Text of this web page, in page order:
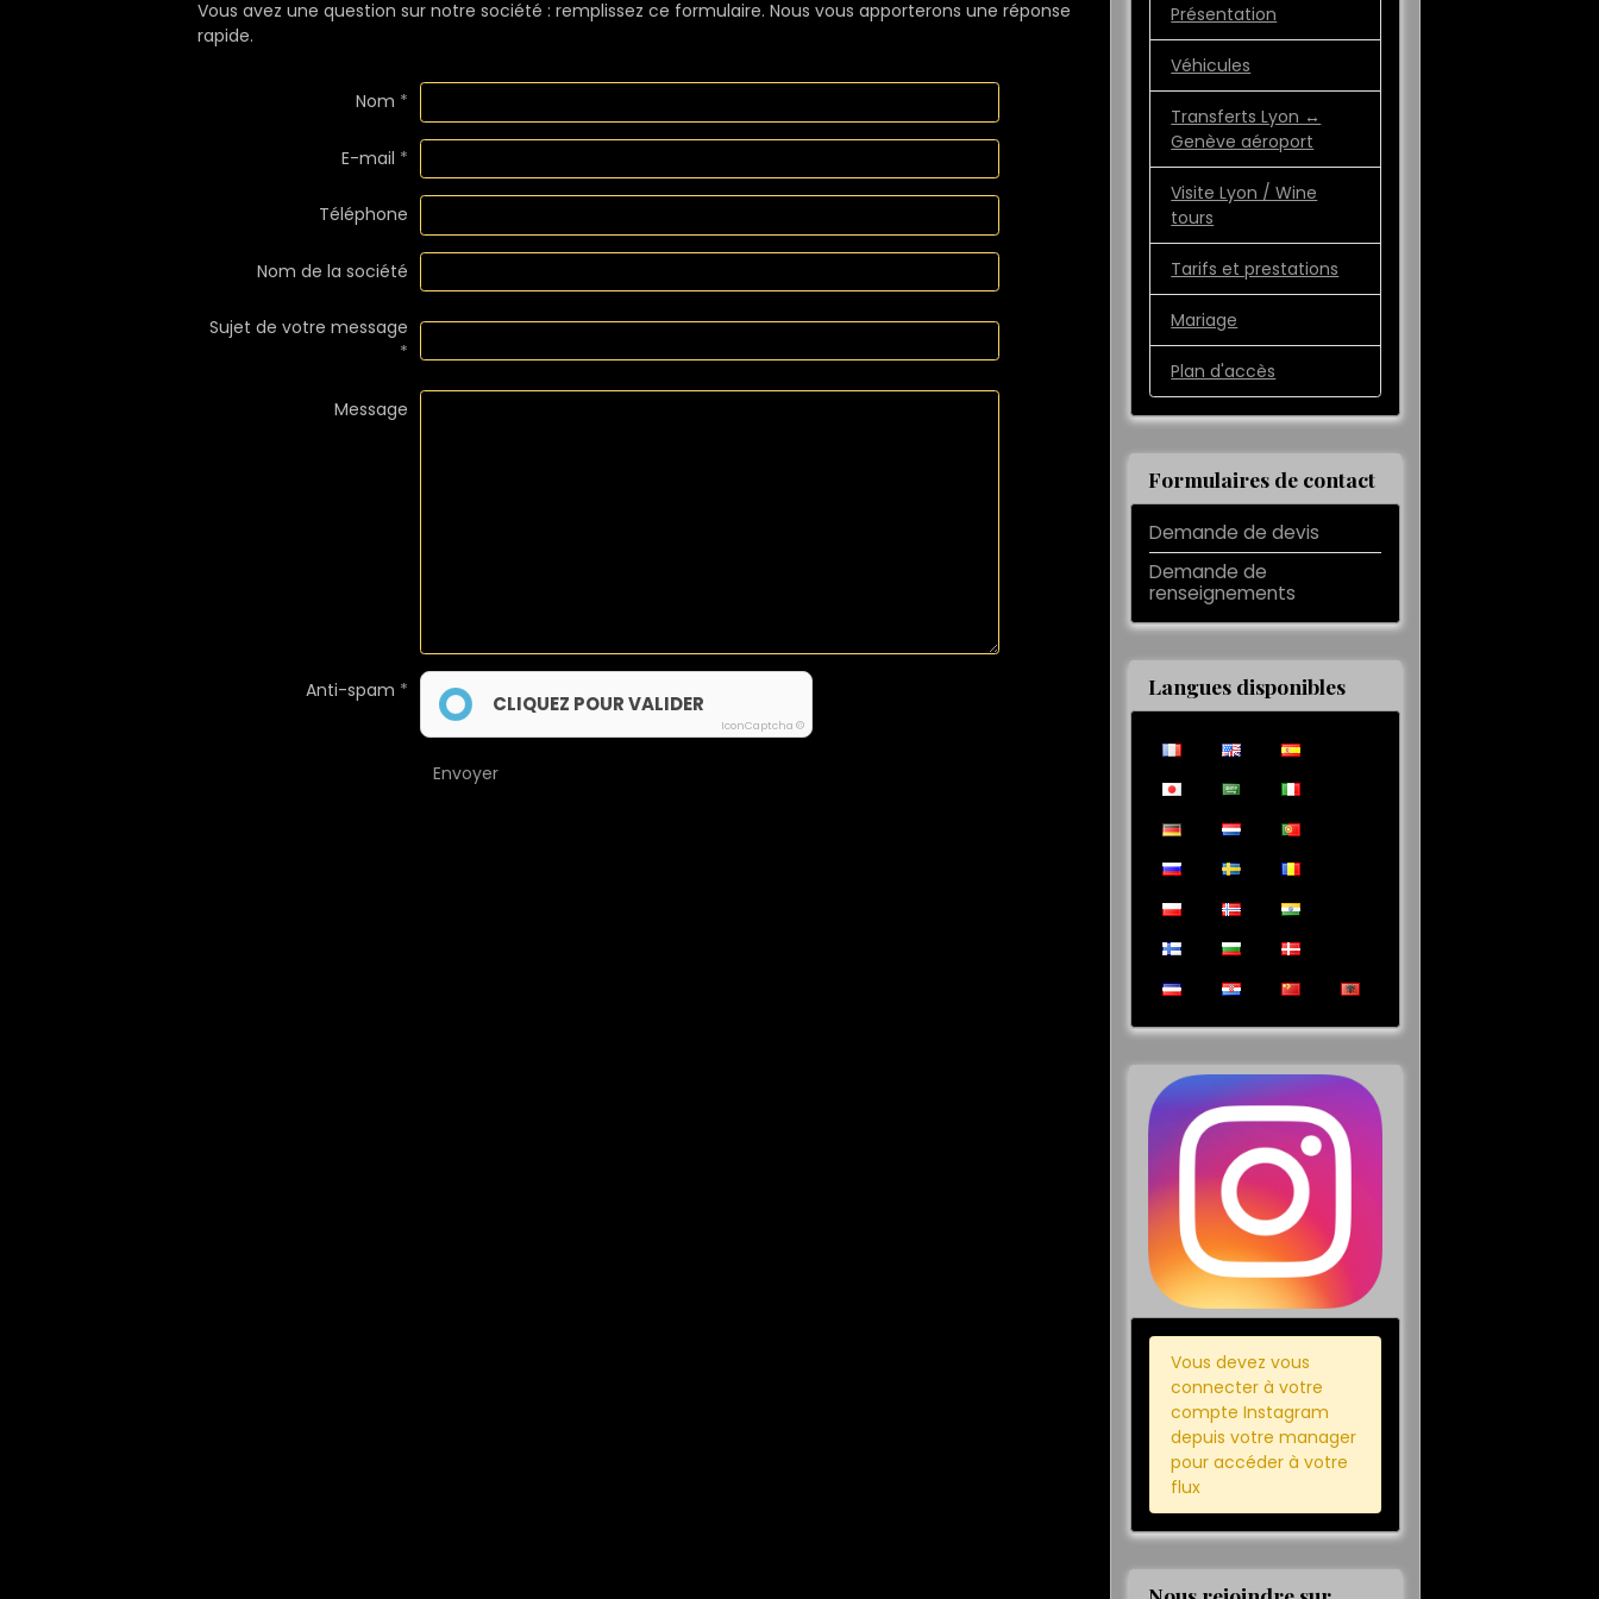
Vous avez une question sur notre société : remplissez ce formulaire. Nous vous apporterons une réponse
rapide.
Nom
E-mail
Téléphone
Nom de la société
Sujet de votre message
Message
Anti-spam
CLIQUEZ POUR VALIDER
IconCaptcha ©
Envoyer
Présentation
Véhicules
Transferts Lyon ↔️
Genève aéroport
Visite Lyon / Wine
tours
Tarifs et prestations
Mariage
Plan d'accès
Formulaires de contact
Demande de devis
Demande de
renseignements
Langues disponibles
Vous devez vous
connecter à votre
compte Instagram
depuis votre manager
pour accéder à votre
flux